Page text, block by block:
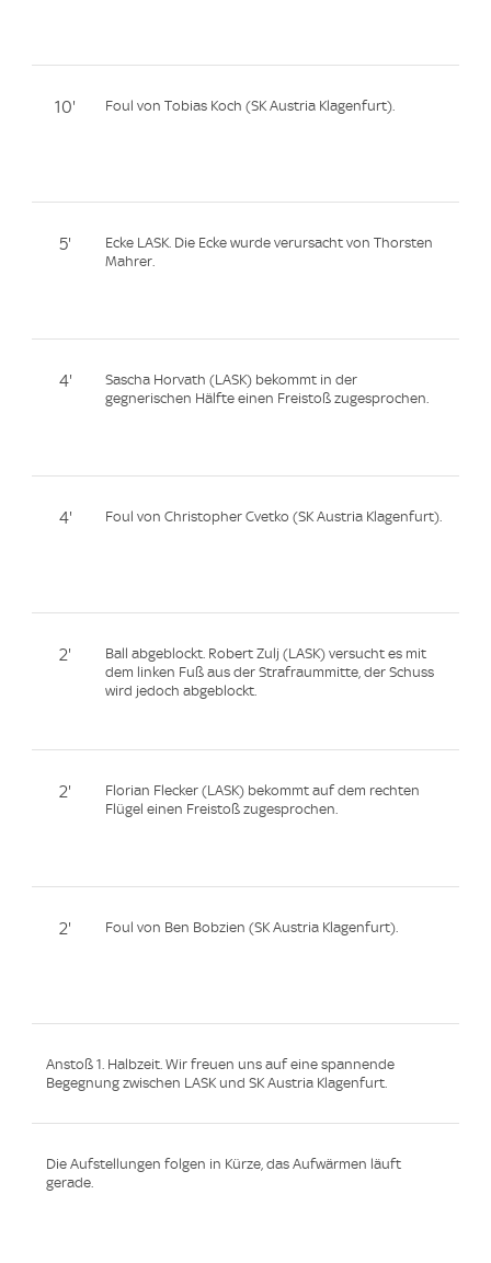
10' Foul von Tobias Koch (SK Austria Klagenfurt).
5'
Ecke LASK. Die Ecke wurde verursacht von Thorsten
Mahrer.
4'
Sascha Horvath (LASK) bekommt in der
gegnerischen Hälfte einen Freistoß zugesprochen.
4' Foul von Christopher Cvetko (SK Austria Klagenfurt).
2'
Ball abgeblockt. Robert Zulj (LASK) versucht es mit
dem linken Fuß aus der Strafraummitte, der Schuss
wird jedoch abgeblockt.
2'
Florian Flecker (LASK) bekommt auf dem rechten
Flügel einen Freistoß zugesprochen.
2' Foul von Ben Bobzien (SK Austria Klagenfurt).
Anstoß 1. Halbzeit. Wir freuen uns auf eine spannende
Begegnung zwischen LASK und SK Austria Klagenfurt.
Die Aufstellungen folgen in Kürze, das Aufwärmen läuft
gerade.